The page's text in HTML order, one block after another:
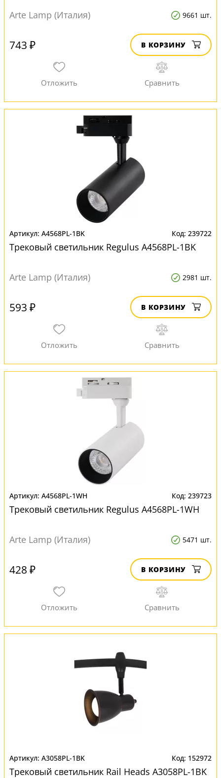
Arte Lamp (Италия) 9661 шт.
743 ₽ В КОРЗИНУ
A4568PL-1BK 239722
Трековый светильник Regulus A4568PL-1BK
Arte Lamp (Италия) 2981 шт.
593 ₽ В КОРЗИНУ
A4568PL-1WH 239723
Трековый светильник Regulus A4568PL-1WH
Arte Lamp (Италия) 5471 шт.
428 ₽ В КОРЗИНУ
A3058PL-1BK 152972
Трековый светильник Rail Heads A3058PL-1BK